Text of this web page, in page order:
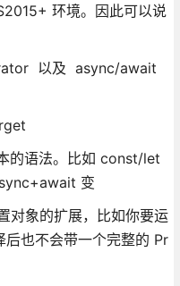
环境。因此可以说
以及 async/await
的语法。比如 const/let
变
对象的扩展，比如你要运
也不会带一个完整的 Pr